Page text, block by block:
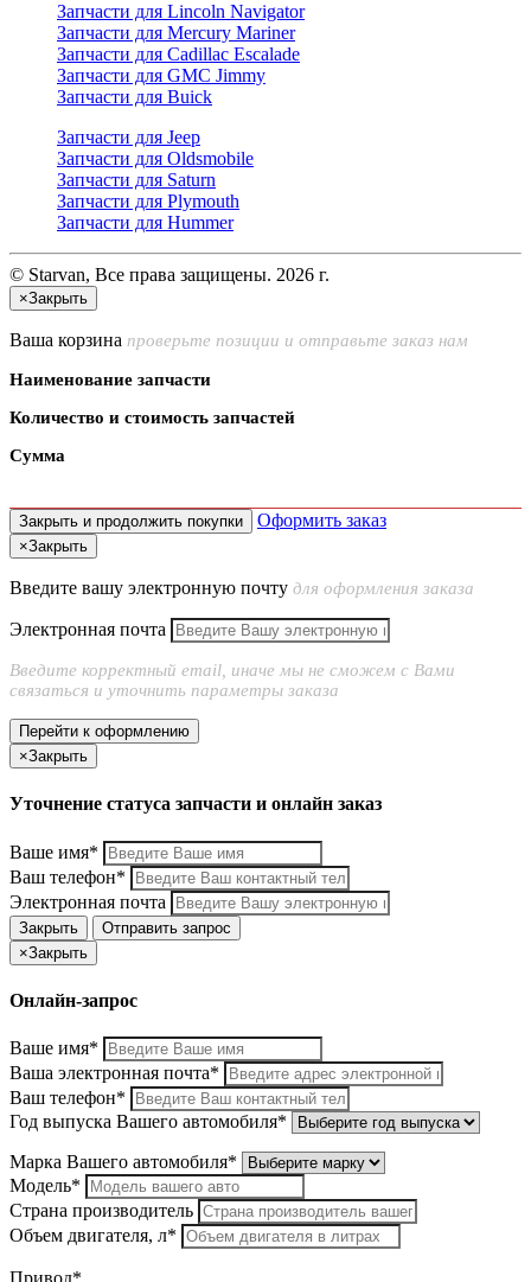
Запчасти для Lincoln Navigator
Запчасти для Mercury Mariner
Запчасти для Cadillac Escalade
Запчасти для GMC Jimmy
Запчасти для Buick
Запчасти для Jeep
Запчасти для Oldsmobile
Запчасти для Saturn
Запчасти для Plymouth
Запчасти для Hummer
© Starvan, Все права защищены. 2026 г.
×Закрыть
Ваша корзина проверьте позиции и отправьте заказ нам
Наименование запчасти
Количество и стоимость запчастей
Сумма
Закрыть и продолжить покупки Оформить заказ
×Закрыть
Введите вашу электронную почту для оформления заказа
Электронная почта
Введите корректный email, иначе мы не сможем с Вами
связаться и уточнить параметры заказа
Перейти к оформлению
×Закрыть
Уточнение статуса запчасти и онлайн заказ
Ваше имя*
Ваш телефон*
Электронная почта
Закрыть
Отправить запрос
×Закрыть
Онлайн-запрос
Ваше имя*
Ваша электронная почта*
Ваш телефон*
Год выпуска Вашего автомобиля*
Марка Вашего автомобиля*
Модель*
Страна производитель
Объем двигателя, л*